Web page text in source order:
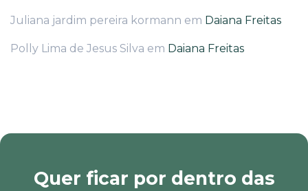
Juliana jardim pereira kormann em Daiana Freitas
Polly Lima de Jesus Silva em Daiana Freitas
Quer ficar por dentro das